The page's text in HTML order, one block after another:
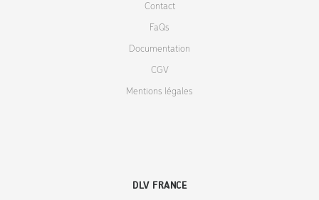
Contact
FaQs
Documentation
CGV
Mentions légales
DLV FRANCE